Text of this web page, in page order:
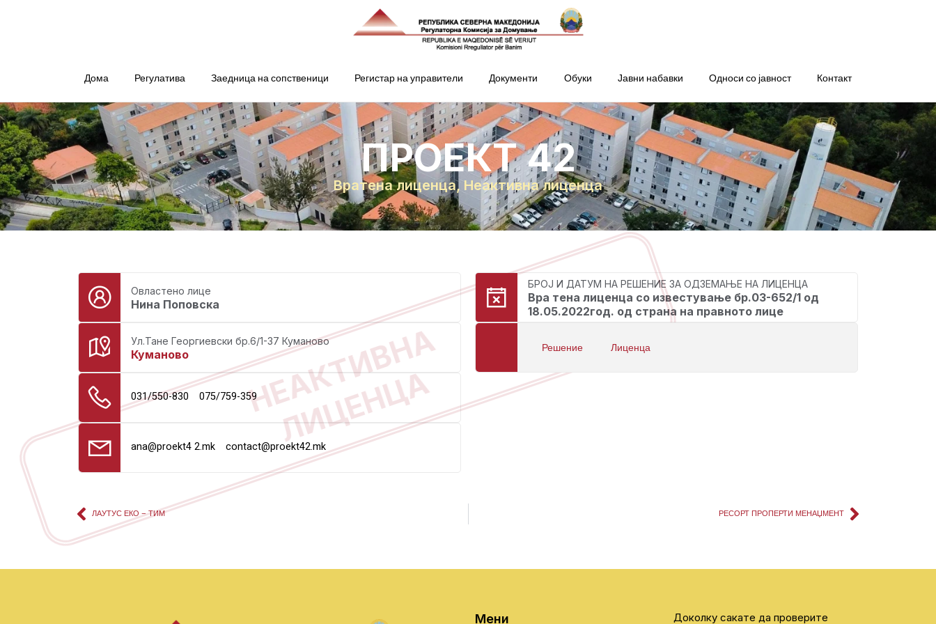
Дома Регулатива Заедница на сопственици Регистар на управители Документи Обуки Јавни набавки Односи со јавност Контакт
ПРОЕКТ 42
Вратена лиценца, Неактивна лиценца
Овластено лице
Нина Поповска
Ул.Тане Георгиевски бр.6/1-37 Куманово
Куманово
031/550-830 075/759-359
ana@proekt4 2.mk contact@proekt42.mk
БРОЈ И ДАТУМ НА РЕШЕНИЕ ЗА ОДЗЕМАЊЕ НА ЛИЦЕНЦА
Вра тена лиценца со известување бр.03-652/1 од
18.05.2022год. од страна на правното лице
Решение Лиценца
НЕАКТИВНА
ЛИЦЕНЦА
ЛАУТУС ЕКО – ТИМ РЕСОРТ ПРОПЕРТИ МЕНАЏМЕНТ
Мени Доколку сакате да проверите